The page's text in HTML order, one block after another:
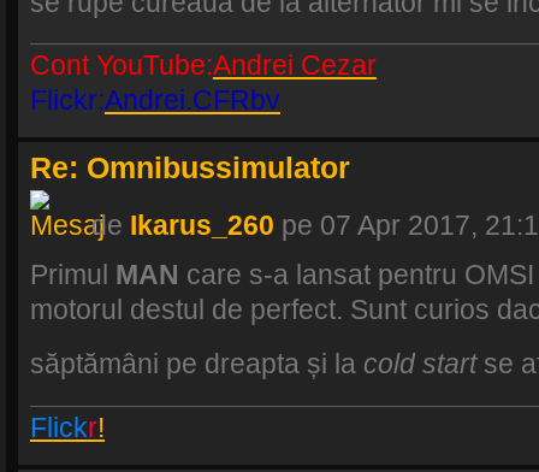
Cont YouTube:Andrei Cezar
Flickr:Andrei.CFRbv
Re: Omnibussimulator
de Ikarus_260 pe 07 Apr 2017,
Primul MAN care s-a lansat pentru
motorul destul de perfect. Sunt curios
săptămâni pe dreapta și la cold startse
Flickr!